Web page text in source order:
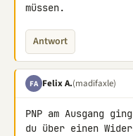
müssen.
Antwort
FA Felix A.(madifaxle)
PNP am Ausgang
du über einen